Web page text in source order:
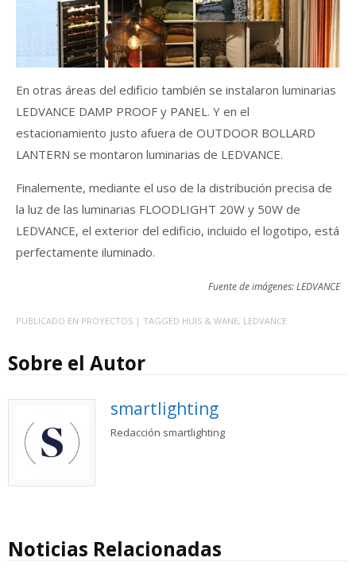
En otras áreas del edificio también se instalaron luminarias
LEDVANCE DAMP PROOF y PANEL. Y en el
estacionamiento justo afuera de OUTDOOR BOLLARD
LANTERN se montaron luminarias de LEDVANCE.
Finalemente, mediante el uso de la distribución precisa de
la luz de las luminarias FLOODLIGHT 20W y 50W de
LEDVANCE, el exterior del edificio, incluido el logotipo, está
perfectamente iluminado.
Fuente de imágenes: LEDVANCE
PUBLICADO EN PROYECTOS | TAGGED HUIS & WANE, LEDVANCE
Sobre el Autor
smartlighting
Redacción smartlighting
Noticias Relacionadas